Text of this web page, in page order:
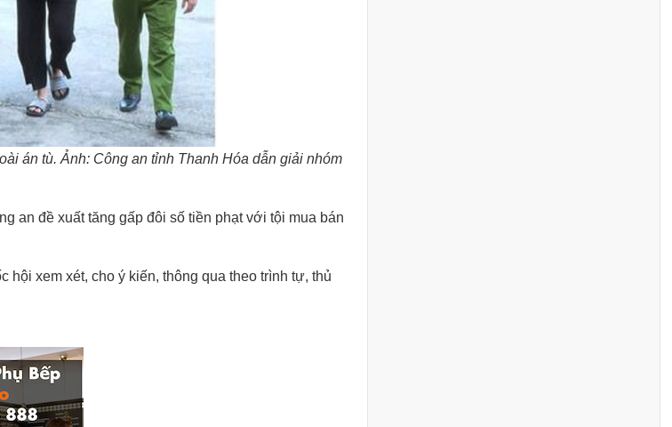
án tù. Ảnh: Công an tỉnh Thanh Hóa dẫn giải nhóm
an đề xuất tăng gấp đôi số tiền phạt với tội mua bán
xem xét, cho ý kiến, thông qua theo trình tự, thủ